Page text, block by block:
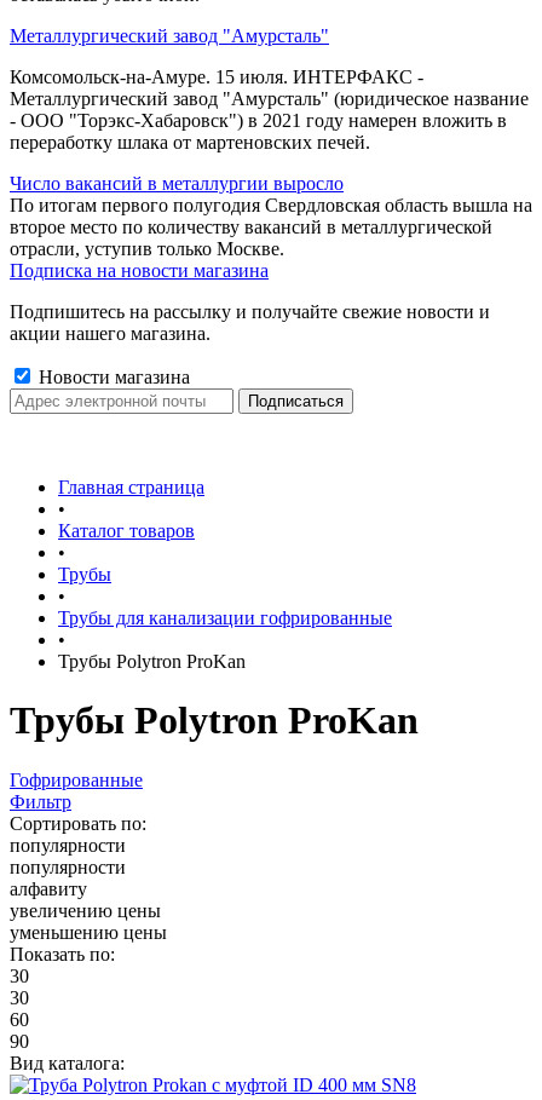
Металлургический завод "Амурсталь"
Комсомольск-на-Амуре. 15 июля. ИНТЕРФАКС -
Металлургический завод "Амурсталь" (юридическое название
- ООО "Торэкс-Хабаровск") в 2021 году намерен вложить в
переработку шлака от мартеновских печей.
Число вакансий в металлургии выросло
По итогам первого полугодия Свердловская область вышла на
второе место по количеству вакансий в металлургической
отрасли, уступив только Москве.
Подписка на новости магазина
Подпишитесь на рассылку и получайте свежие новости и
акции нашего магазина.
Новости магазина
Главная страница
•
Каталог товаров
•
Трубы
•
Трубы для канализации гофрированные
•
Трубы Polytron ProKan
Трубы Polytron ProKan
Гофрированные
Фильтр
Сортировать по:
популярности
популярности
алфавиту
увеличению цены
уменьшению цены
Показать по:
30
30
60
90
Вид каталога: